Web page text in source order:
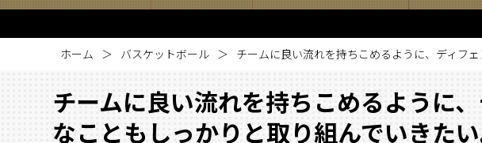
ホーム バスケットボール チームに良い流れを持ちこめるように、ディフ
チームに良い流れを持ちこめるように
なこともしっかりと取り組んでいきたい